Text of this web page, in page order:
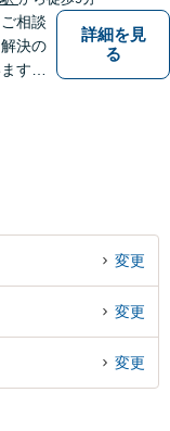
相談
決の
す。
詳細を見
る
変更
変更
変更